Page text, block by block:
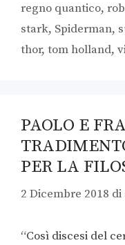
regno quantico,
stark, Spiderman,
thor, tom holland,
PAOLO E
PER LA
2 Dicembre 2018 di
“Così discesi del